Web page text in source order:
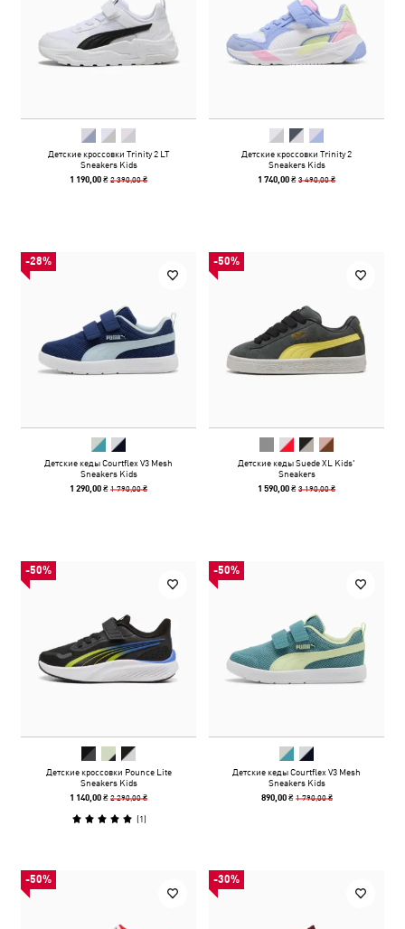
Детские кроссовки Trinity 2 LT
Sneakers Kids
1 190,00 ₴2 390,00 ₴
Детские кроссовки Trinity 2
Sneakers Kids
1 740,00 ₴3 490,00 ₴
-28%
Детские кеды Courtflex V3 Mesh
Sneakers Kids
1 290,00 ₴1 790,00 ₴
-50%
Детские кеды Suede XL Kids'
Sneakers
1 590,00 ₴3 190,00 ₴
-50%
Детские кроссовки Pounce Lite
Sneakers Kids
1 140,00 ₴2 290,00 ₴
(1)
-50%
Детские кеды Courtflex V3 Mesh
Sneakers Kids
890,00 ₴ 1 790,00 ₴
-50% -30%